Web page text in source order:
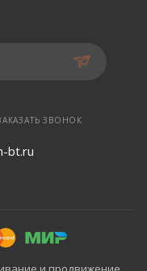
ЗВОНОК
bt.ru